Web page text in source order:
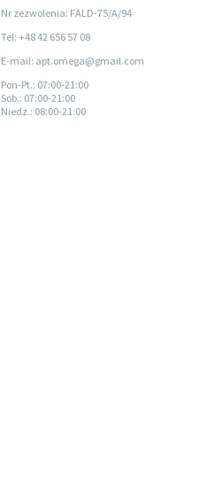
Nr zezwolenia: FALD-75/A/94
Tel: +48 42 656 57 08
E-mail: apt.omega@gmail.com
Pon-Pt.: 07:00-21:00
Sob.: 07:00-21:00
Niedz.: 08:00-21:00